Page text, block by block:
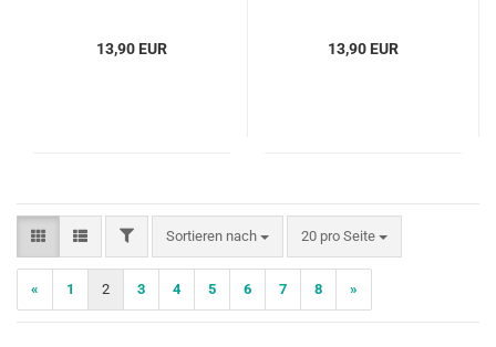
13,90 EUR 13,90 EUR
FILTERSortieren nach
Sortieren nach 20 pro Seite
pro Seite
« 1 2 3 4 5 6 7 8 »